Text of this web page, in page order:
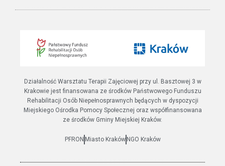
Działalność Warsztatu Terapii Zajęciowej przy ul. Basztowej 3 w
Krakowie jest finansowana ze środków Państwowego Funduszu
Rehabilitacji Osób Niepełnosprawnych będących w dyspozycji
Miejskiego Ośrodka Pomocy Społecznej oraz współfinansowana
ze środków Gminy Miejskiej Kraków.
PFRON Miasto Kraków NGO Kraków